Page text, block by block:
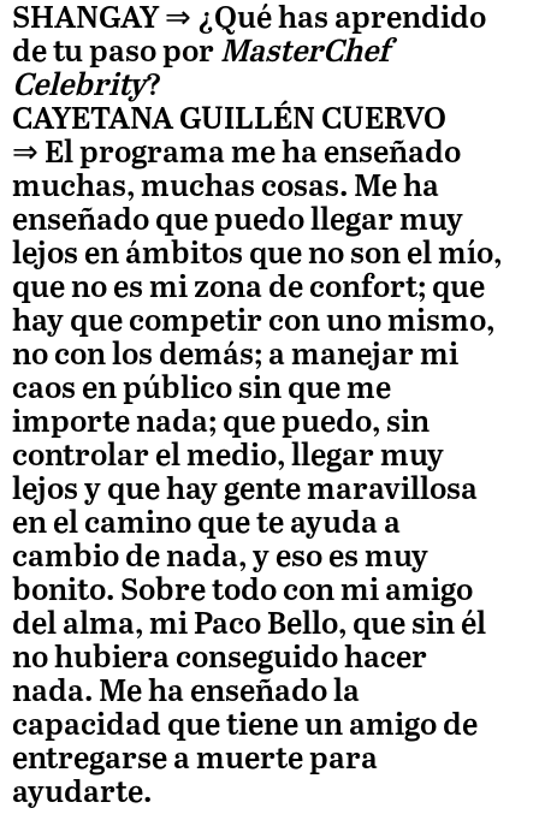
SHANGAY ⇒ ¿Qué has aprendido
de tu paso por MasterChef
Celebrity?
CAYETANA GUILLÉN CUERVO
⇒ El programa me ha enseñado
muchas, muchas cosas. Me ha
enseñado que puedo llegar muy
lejos en ámbitos que no son el mío,
que no es mi zona de confort; que
hay que competir con uno mismo,
no con los demás; a manejar mi
caos en público sin que me
importe nada; que puedo, sin
controlar el medio, llegar muy
lejos y que hay gente maravillosa
en el camino que te ayuda a
cambio de nada, y eso es muy
bonito. Sobre todo con mi amigo
del alma, mi Paco Bello, que sin él
no hubiera conseguido hacer
nada. Me ha enseñado la
capacidad que tiene un amigo de
entregarse a muerte para
ayudarte.